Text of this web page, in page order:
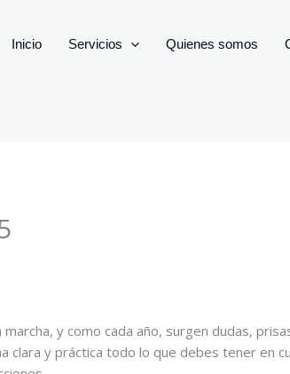
Inicio Servicios Quienes somos
y como cada año, surgen dudas,
clara y práctica todo lo que debes tener en